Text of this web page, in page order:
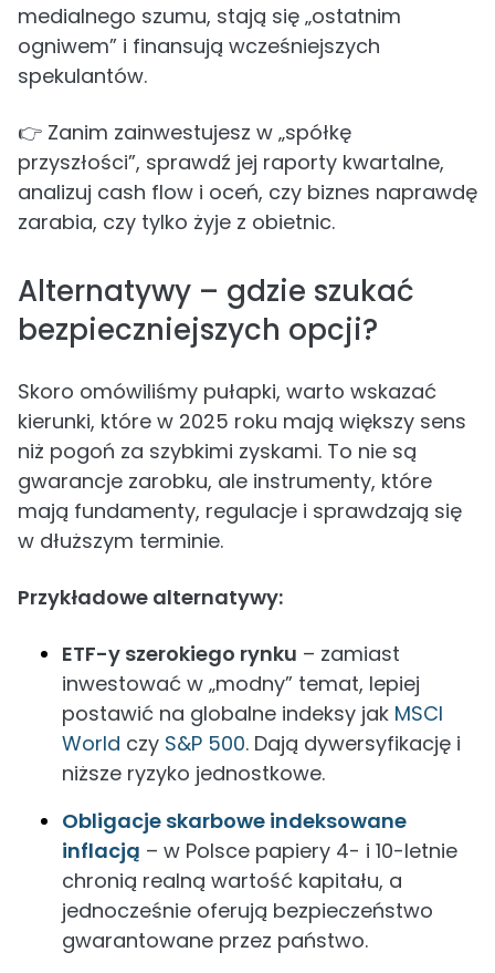
medialnego szumu, stają się „ostatnim
ogniwem” i finansują wcześniejszych
spekulantów.
👉 Zanim zainwestujesz w „spółkę
przyszłości”, sprawdź jej raporty kwartalne,
analizuj cash flow i oceń, czy biznes naprawdę
zarabia, czy tylko żyje z obietnic.
Alternatywy – gdzie szukać
bezpieczniejszych opcji?
Skoro omówiliśmy pułapki, warto wskazać
kierunki, które w 2025 roku mają większy sens
niż pogoń za szybkimi zyskami. To nie są
gwarancje zarobku, ale instrumenty, które
mają fundamenty, regulacje i sprawdzają się
w dłuższym terminie.
Przykładowe alternatywy:
ETF-y szerokiego rynku – zamiast
inwestować w „modny” temat, lepiej
postawić na globalne indeksy jak MSCI
World czy S&P 500. Dają dywersyfikację i
niższe ryzyko jednostkowe.
Obligacje skarbowe indeksowane
inflacją – w Polsce papiery 4- i 10-letnie
chronią realną wartość kapitału, a
jednocześnie oferują bezpieczeństwo
gwarantowane przez państwo.